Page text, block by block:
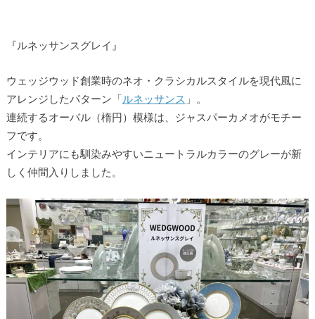
『ルネッサンスグレイ』
ウェッジウッド創業時のネオ・クラシカルスタイルを現代風に
アレンジしたパターン「ルネッサンス 」。
連続するオーバル（楕円）模様は、ジャスパーカメオがモチー
フです。
インテリアにも馴染みやすいニュートラルカラーのグレーが新
しく仲間入りしました。